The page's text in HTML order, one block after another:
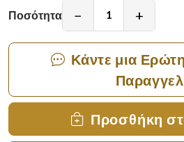
Ποσότητα − +
Κάντε μια
Προσθήκη